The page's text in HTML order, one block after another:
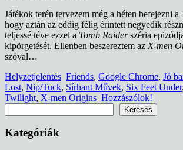
Játékok terén tervezem még a héten befejezni a
hogy aztán az eddig félig érintett negyedik
teljessé téve ezzel a Tomb Raiderszéria
kipörgetését. Ellenben beszereztem az X-men
szóval…
Helyzetjelentés Friends, Google Chrome, Jó
Lost, Nip/Tuck, Sírhant Művek, Six Feet Under,
Twilight, X-men Origins Hozzászólok!
Keresés
Kategóriák